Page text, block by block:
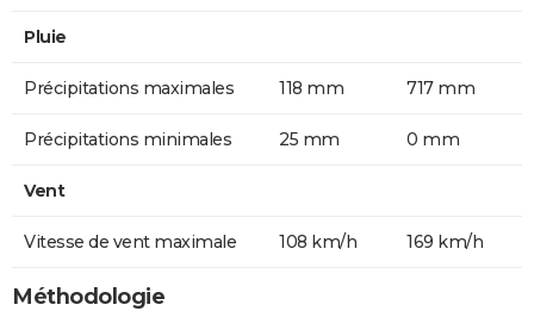
Pluie
Précipitations maximales 118 mm 717 mm
Précipitations minimales 25 mm 0 mm
Vent
Vitesse de vent maximale 108 km/h 169 km/h
Méthodologie